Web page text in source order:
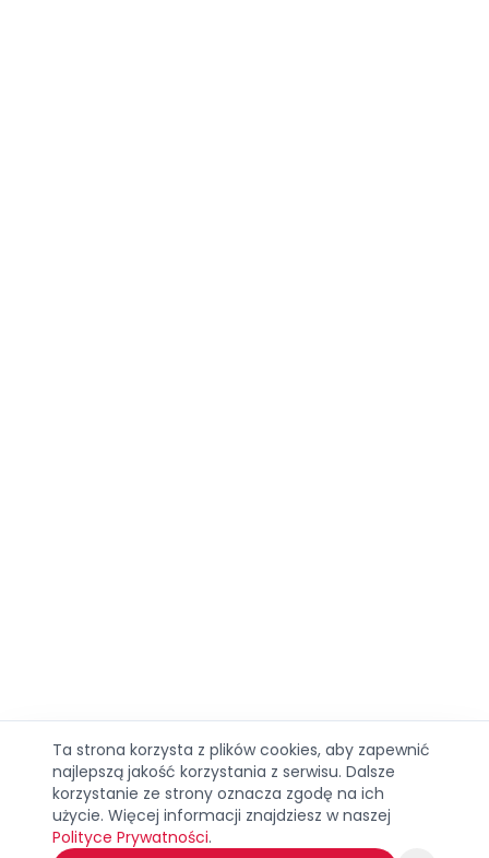
Ta strona korzysta z plików cookies, aby zapewnić
najlepszą jakość korzystania z serwisu. Dalsze
korzystanie ze strony oznacza zgodę na ich
użycie. Więcej informacji znajdziesz w naszej
Polityce Prywatności.